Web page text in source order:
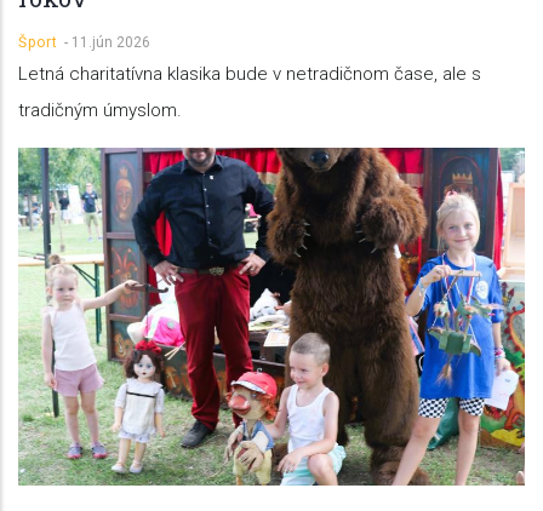
Šport - 11.jún 2026
Letná charitatívna klasika bude v netradičnom čase, ale s
tradičným úmyslom.